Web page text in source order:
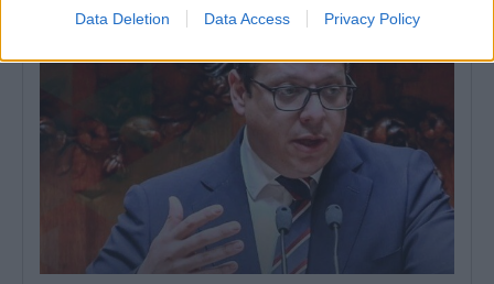
Data Deletion Data Access Privacy Policy